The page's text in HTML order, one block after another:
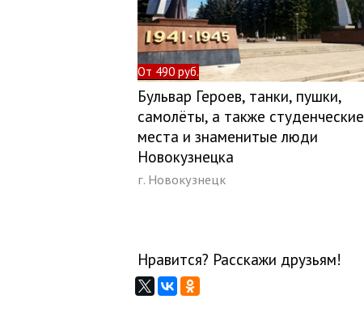
От 490 руб.
Бульвар Героев, танки, пушки,
самолёты, а также студенческие
места и знаменитые люди
Новокузнецка
г. Новокузнецк
Нравится? Расскажи друзьям!